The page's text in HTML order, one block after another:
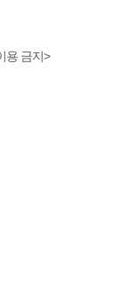
용 금지>